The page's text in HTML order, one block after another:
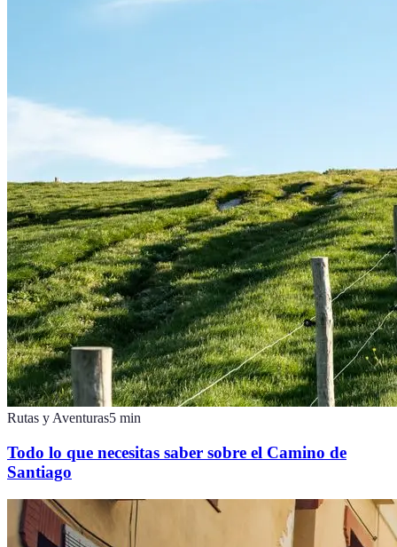
Rutas y Aventuras5 min
Todo lo que necesitas saber sobre el Camino de
Santiago